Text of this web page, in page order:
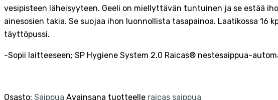
vesipisteen läheisyyteen. Geeli on miellyttävän tuntuinen ja se estää
ainesosien takia. Se suojaa ihon luonnollista tasapainoa. Laatikossa 16
täyttöpussi.
-Sopii laitteeseen; SP Hygiene System 2.0 Raicas® nestesaippua-
Osasto: Saippua Avainsana tuotteelle raicas saippua